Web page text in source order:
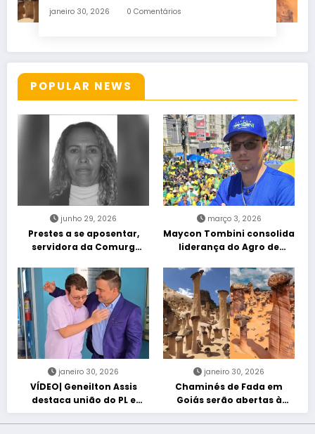
janeiro 30, 2026 0 Comentários
POPULAR NEWS
junho 29, 2026
Prestes a se aposentar,
servidora da Comurg
entra em protocolo de
morte encefálica
março 3, 2026
Maycon Tombini consolida
liderança do Agro de
“Acorda Brasil” em Goiânia
janeiro 30, 2026
VÍDEO| Geneilton Assis
destaca união do PL e
consolidação de apoio a
Maycon Tombini em Jataí
janeiro 30, 2026
Chaminés de Fada em
Goiás serão abertas à
visitação controlada